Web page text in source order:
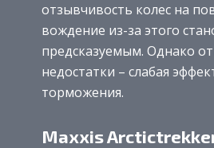
отзывчивость колес на
вождение из-за этого
предсказуемым. Однако
недостатки – слабая
торможения.
Maxxis